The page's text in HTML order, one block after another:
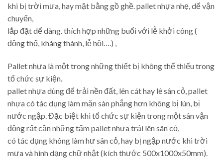
khi bị trời mưa, hay mặt bằng gồ ghề. pallet nhựa nhẹ, dể vận
chuyển,
lắp đặt dể dàng. thích hợp những buổi với lễ khởi công (
động thổ, kháng thành, lễ hội….) ,
Pallet nhựa là một trong những thiết bị không thể thiếu trong
tổ chức sự kiện.
pallet nhựa dùng để trải nền đất, lên cát hay lê sân cỏ, pallet
nhựa có tác dụng làm mặn sàn phẳng hơn không bị lún, bị
nước ngập. Đặc biệt khi tổ chức sự kiện trong một sân vận
động rất cần những tấm pallet nhựa trải lên sân cỏ,
có tác dụng không làm hư sân cỏ, hay bị ngập nước khi trời
mưa và hình dạng chữ nhật (kích thước 500x1000x50mm).